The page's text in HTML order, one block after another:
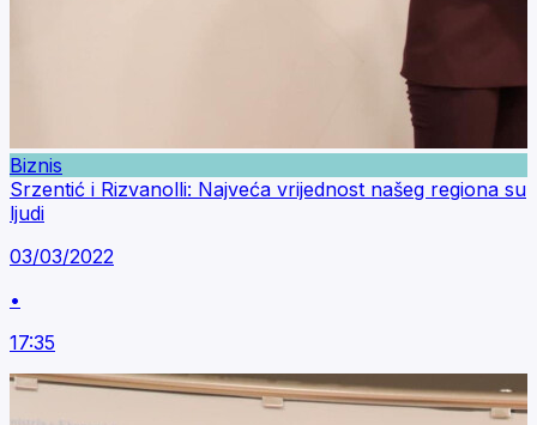
Biznis
Srzentić i Rizvanolli: Najveća vrijednost našeg regiona su
ljudi
03/03/2022
•
17:35